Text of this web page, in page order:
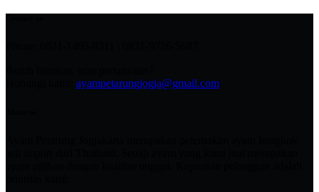
ayampetarungjogja@gmail.com